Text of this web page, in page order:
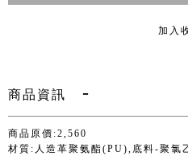
加入
商品資訊
商品原價:2,560
材質:人造革聚氨酯(PU),底料-聚氯